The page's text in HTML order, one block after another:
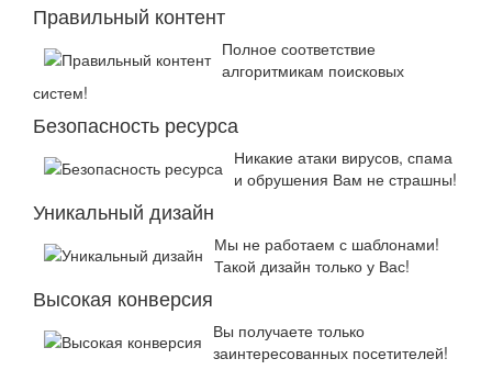
Правильный контент
Полное соответствие
алгоритмикам поисковых
систем!
Безопасность ресурса
Никакие атаки вирусов, спама
и обрушения Вам не страшны!
Уникальный дизайн
Мы не работаем с шаблонами!
Такой дизайн только у Вас!
Высокая конверсия
Вы получаете только
заинтересованных посетителей!